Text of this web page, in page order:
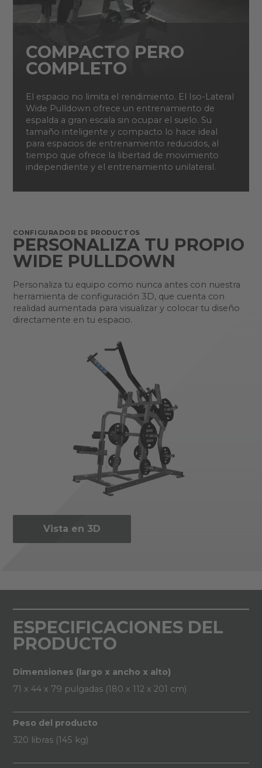
COMPACTO PERO
COMPLETO
El espacio no limita el rendimiento. El Iso-Lateral
Wide Pulldown ofrece un entrenamiento de
espalda a gran escala sin ocupar el suelo. Su
tamaño inteligente y compacto lo hace ideal
para espacios de entrenamiento reducidos, al
tiempo que ofrece la libertad de movimiento
independiente y el entrenamiento unilateral.
CONFIGURADOR DE PRODUCTOS
PERSONALIZA TU PROPIO
WIDE PULLDOWN
Personaliza tu equipo como nunca antes con nuestra
herramienta de configuración 3D, que cuenta con
realidad aumentada para visualizar y colocar tu diseño
directamente en tu espacio.
Vista en 3D
ESPECIFICACIONES DEL
PRODUCTO
Dimensiones (largo x ancho x alto)
71 x 44 x 79 pulgadas (180 x 112 x 201 cm)
Peso del producto
320 libras (145 kg)